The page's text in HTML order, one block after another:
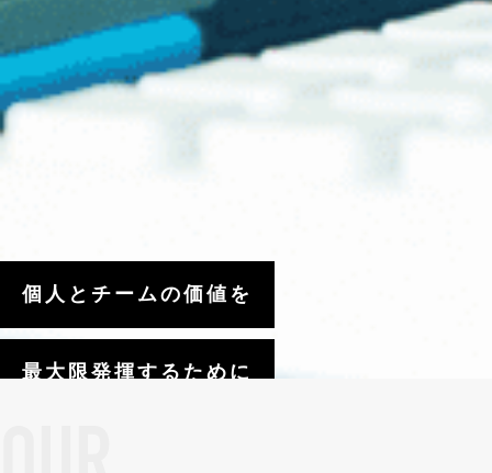
個人とチームの価値を
最大限発揮するために